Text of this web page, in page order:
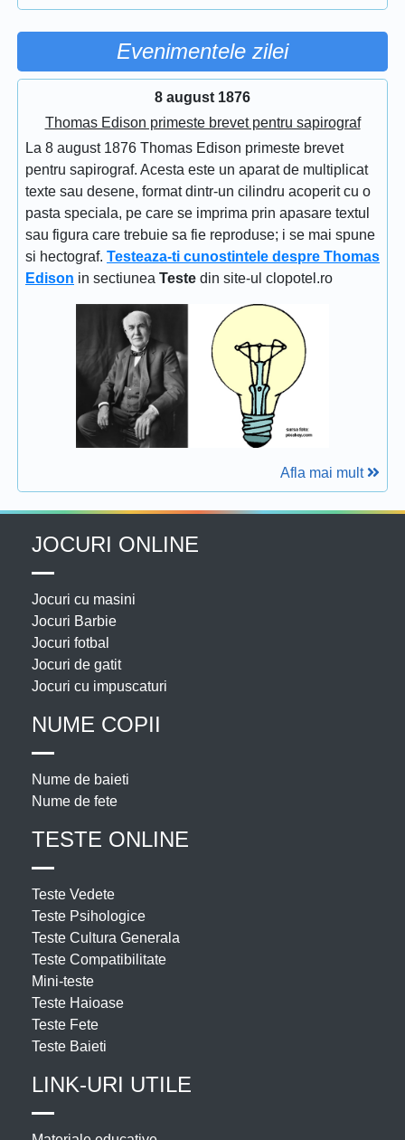
Evenimentele zilei
8 august 1876
Thomas Edison primeste brevet pentru sapirograf
La 8 august 1876 Thomas Edison primeste brevet
pentru sapirograf. Acesta este un aparat de multiplicat
texte sau desene, format dintr-un cilindru acoperit cu o
pasta speciala, pe care se imprima prin apasare textul
sau figura care trebuie sa fie reproduse; i se mai spune
si hectograf. Testeaza-ti cunostintele despre Thomas
Edison in sectiunea Teste din site-ul clopotel.ro
Afla mai mult
JOCURI ONLINE
Jocuri cu masini
Jocuri Barbie
Jocuri fotbal
Jocuri de gatit
Jocuri cu impuscaturi
NUME COPII
Nume de baieti
Nume de fete
TESTE ONLINE
Teste Vedete
Teste Psihologice
Teste Cultura Generala
Teste Compatibilitate
Mini-teste
Teste Haioase
Teste Fete
Teste Baieti
LINK-URI UTILE